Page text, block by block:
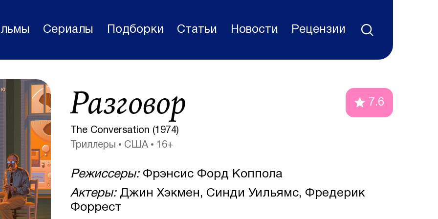
Статьи
Сериалы
Новости
Подборки
Рецензии
О нас
Авторы
Сериалы Подборки Статьи Новости Рецензии
Разговор 7.6
The Conversation (1974)
Триллеры
США 16+
Режиссеры:Фрэнсис Форд Коппола
Актеры:Джин Хэкмен, Синди Уильямс, Фредерик
Форрест